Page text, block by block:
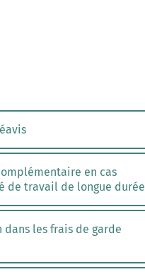
en cas
de travail de longue durée
les frais de garde